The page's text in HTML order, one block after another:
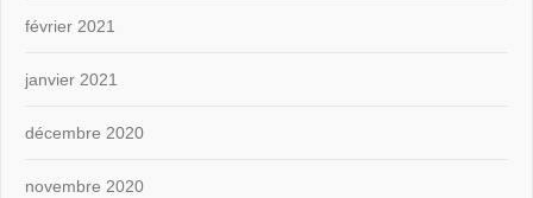
février 2021
janvier 2021
décembre 2020
novembre 2020